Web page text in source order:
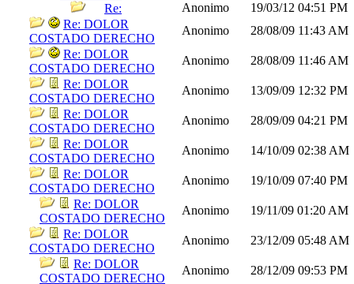
Re: Anonimo 19/03/12 04:51 PM
Re: DOLOR
COSTADO DERECHO
Anonimo 28/08/09 11:43 AM
Re: DOLOR
COSTADO DERECHO
Anonimo 28/08/09 11:46 AM
Re: DOLOR
COSTADO DERECHO
Anonimo 13/09/09 12:32 PM
Re: DOLOR
COSTADO DERECHO
Anonimo 28/09/09 04:21 PM
Re: DOLOR
COSTADO DERECHO
Anonimo 14/10/09 02:38 AM
Re: DOLOR
COSTADO DERECHO
Anonimo 19/10/09 07:40 PM
Re: DOLOR
COSTADO DERECHO
Anonimo 19/11/09 01:20 AM
Re: DOLOR
COSTADO DERECHO
Anonimo 23/12/09 05:48 AM
Re: DOLOR
COSTADO DERECHO
Anonimo 28/12/09 09:53 PM